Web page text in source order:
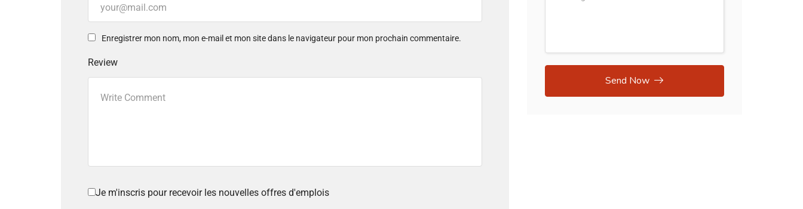
Enregistrer mon nom, mon e-mail et mon site dans le navigateur pour mon prochain commentaire.
Review
Je m'inscris pour recevoir les nouvelles offres d'emplois
Send Now